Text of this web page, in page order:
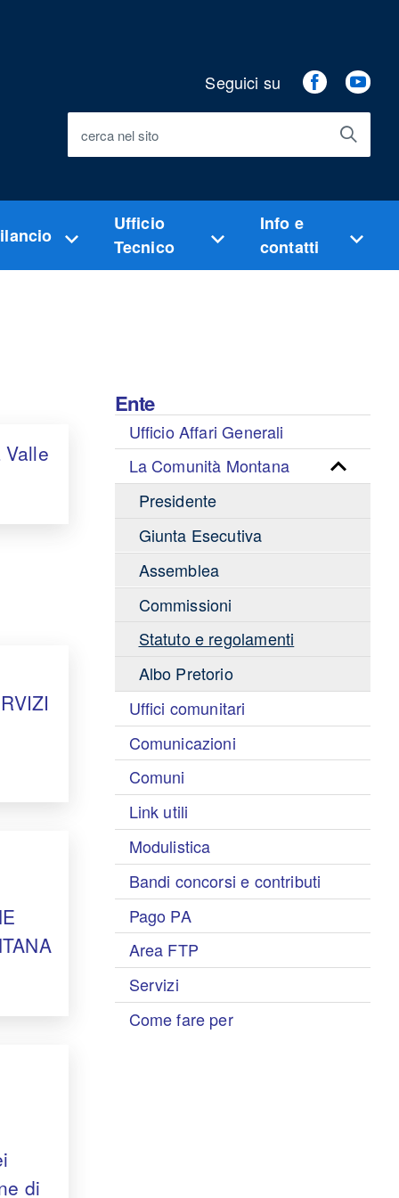
Seguici su Facebook
cerca nel sito
Ufficio
Tecnico
Info e
contatti
di
Ente
Ufficio Affari Generali
La Comunità Montana
Presidente
Giunta Esecutiva
Assemblea
Commissioni
Statuto e regolamenti
Albo Pretorio
Uffici comunitari
Comunicazioni
Comuni
Link utili
Modulistica
Bandi concorsi e contributi
Pago PA
Area FTP
Servizi
Come fare per